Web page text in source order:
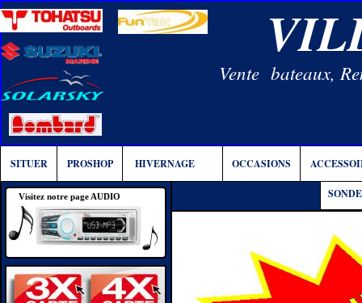
OCCASIONS
Visitez notre page AUDIO
SITUER PROSHOP HIVERNAGE
Vente bateaux,